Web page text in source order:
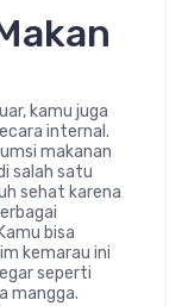
kamu juga
internal.
makanan
salah satu
sehat karena
bisa
kemarau ini
seperti
mangga.